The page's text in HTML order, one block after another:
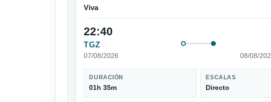
Viva
22:40
TGZ
07/08/2026 08/08/
DURACIÓN
01h 35m
ESCALAS
Directo